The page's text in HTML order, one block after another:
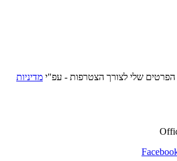
שלי לצורך הצטרפות - עפ"י מדיניות